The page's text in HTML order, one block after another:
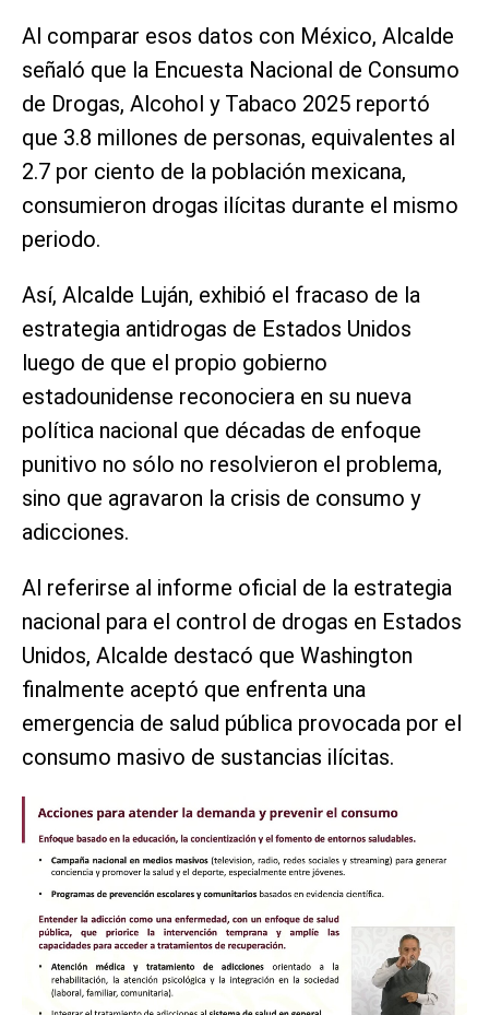
Al comparar esos datos con México, Alcalde
señaló que la Encuesta Nacional de Consumo
de Drogas, Alcohol y Tabaco 2025 reportó
que 3.8 millones de personas, equivalentes al
2.7 por ciento de la población mexicana,
consumieron drogas ilícitas durante el mismo
periodo.
Así, Alcalde Luján, exhibió el fracaso de la
estrategia antidrogas de Estados Unidos
luego de que el propio gobierno
estadounidense reconociera en su nueva
política nacional que décadas de enfoque
punitivo no sólo no resolvieron el problema,
sino que agravaron la crisis de consumo y
adicciones.
Al referirse al informe oficial de la estrategia
nacional para el control de drogas en Estados
Unidos, Alcalde destacó que Washington
finalmente aceptó que enfrenta una
emergencia de salud pública provocada por el
consumo masivo de sustancias ilícitas.